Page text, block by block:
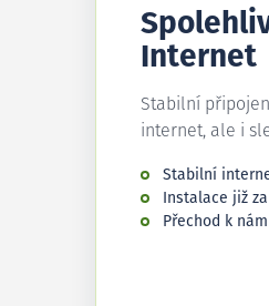
Internet
Stabilní
internet, ale i
Stabilní
Instalace již za
Přechod k